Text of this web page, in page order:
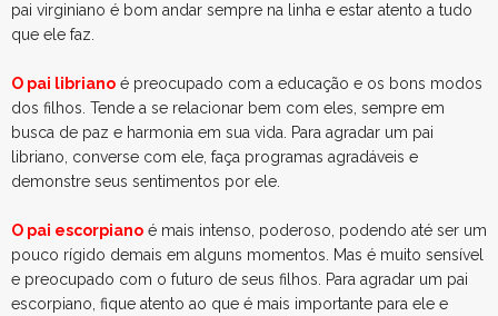
pai virginiano é bom andar sempre na linha e estar atento a tudo
que ele faz.
O pai libriano é preocupado com a educação e os bons modos
dos filhos. Tende a se relacionar bem com eles, sempre em
busca de paz e harmonia em sua vida. Para agradar um pai
libriano, converse com ele, faça programas agradáveis e
demonstre seus sentimentos por ele.
O pai escorpiano é mais intenso, poderoso, podendo até ser um
pouco rígido demais em alguns momentos. Mas é muito sensível
e preocupado com o futuro de seus filhos. Para agradar um pai
escorpiano, fique atento ao que é mais importante para ele e